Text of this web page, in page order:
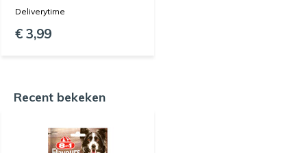
Deliverytime
€ 3,99
Recent bekeken